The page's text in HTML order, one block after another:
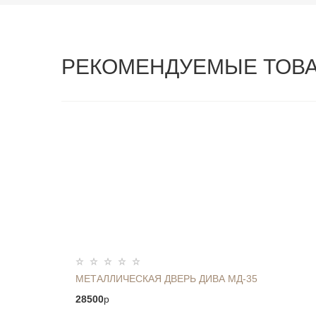
РЕКОМЕНДУЕМЫЕ
МЕТАЛЛИЧЕСКАЯ ДВЕРЬ ДИВА МД-35
28500p